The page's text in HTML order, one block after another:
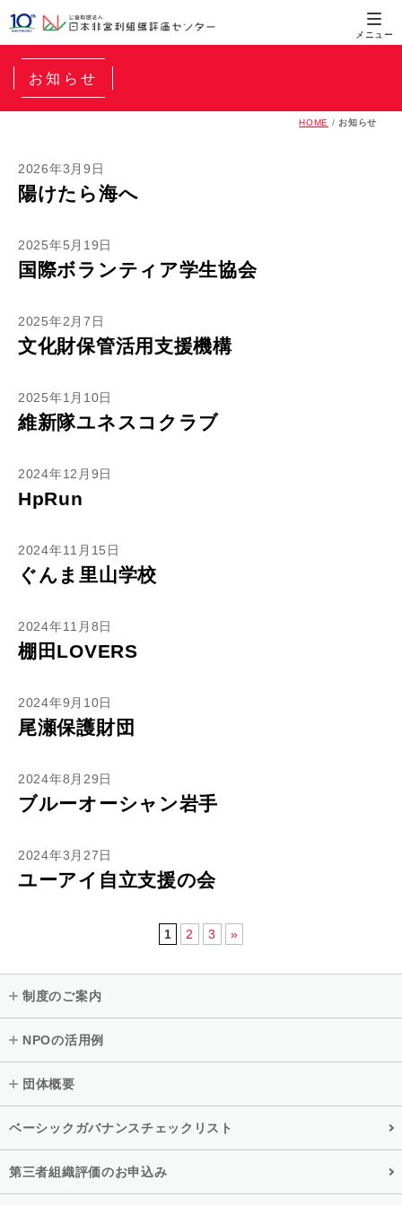
お知らせ
HOME / お知らせ
2026年3月9日
陽けたら海へ
2025年5月19日
国際ボランティア学生協会
2025年2月7日
文化財保管活用支援機構
2025年1月10日
維新隊ユネスコクラブ
2024年12月9日
HpRun
2024年11月15日
ぐんま里山学校
2024年11月8日
棚田LOVERS
2024年9月10日
尾瀬保護財団
2024年8月29日
ブルーオーシャン岩手
2024年3月27日
ユーアイ自立支援の会
1 2 3 »
制度のご案内
NPOの活用例
団体概要
ベーシックガバナンスチェックリスト
第三者組織評価のお申込み